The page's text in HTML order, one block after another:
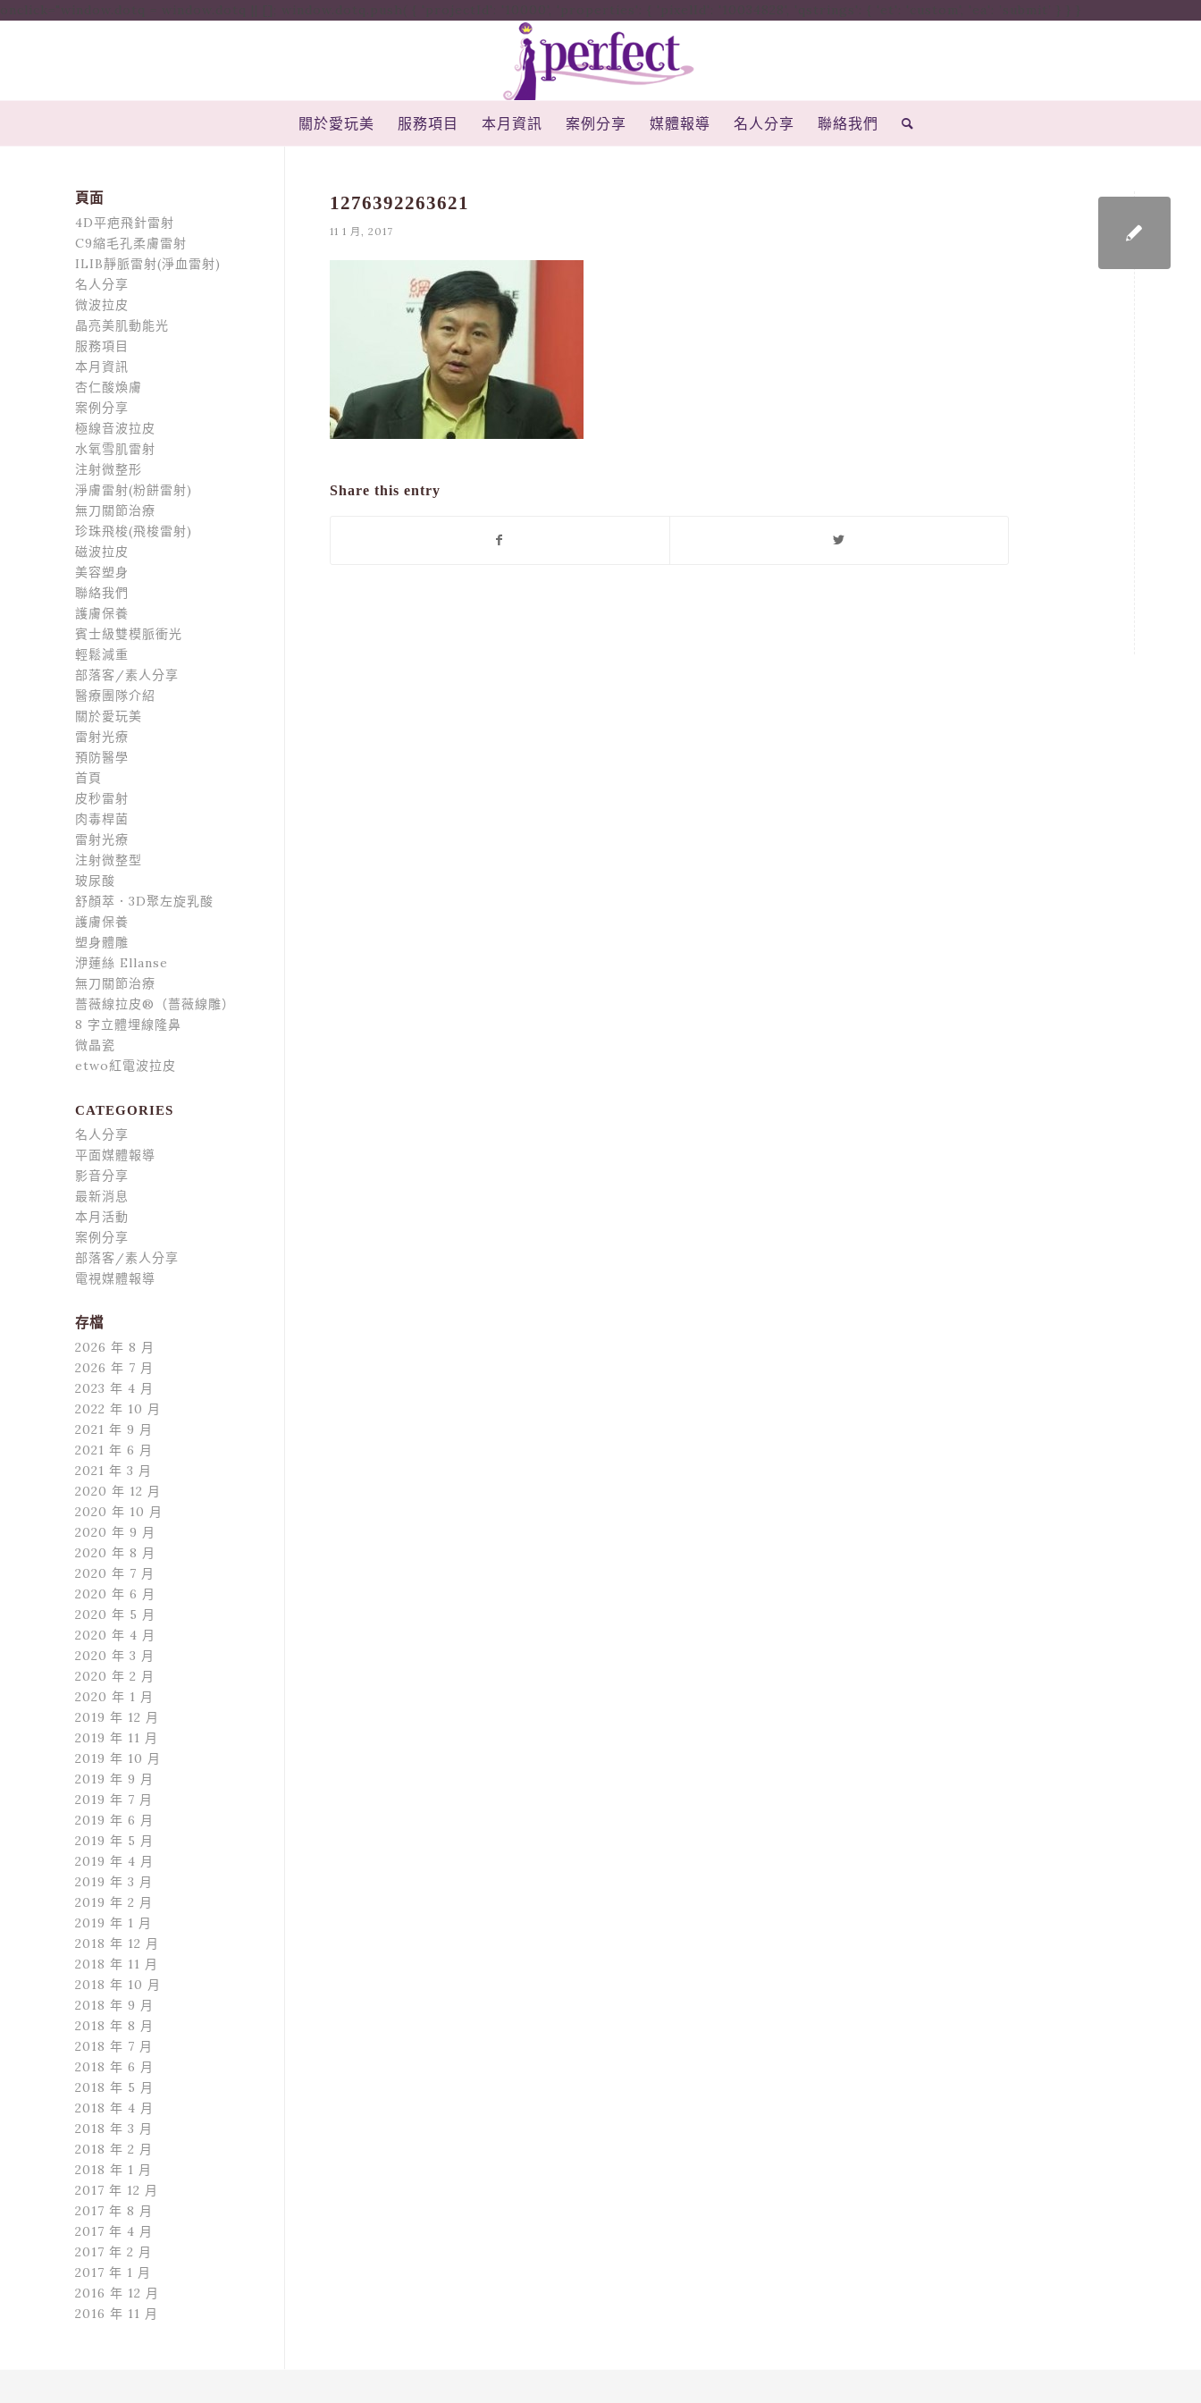
關於愛玩美 服務項目 本月資訊 案例分享 媒體報導 名人分享 聯絡我們
1276392263621
11 1 月, 2017
Share this entry
頁面
4D平疤飛針雷射
C9縮毛孔柔膚雷射
ILIB靜脈雷射(淨血雷射)
名人分享
微波拉皮
晶亮美肌動能光
服務項目
本月資訊
杏仁酸煥膚
案例分享
極線音波拉皮
水氧雪肌雷射
注射微整形
淨膚雷射(粉餅雷射)
無刀關節治療
珍珠飛梭(飛梭雷射)
磁波拉皮
美容塑身
聯絡我們
護膚保養
賓士級雙模脈衝光
輕鬆減重
部落客/素人分享
醫療團隊介紹
關於愛玩美
雷射光療
預防醫學
首頁
皮秒雷射
肉毒桿菌
雷射光療
注射微整型
玻尿酸
舒顏萃．3D聚左旋乳酸
護膚保養
塑身體雕
洢蓮絲 Ellanse
無刀關節治療
薔薇線拉皮®（薔薇線雕）
8 字立體埋線隆鼻
微晶瓷
etwo紅電波拉皮
CATEGORIES
名人分享
平面媒體報導
影音分享
最新消息
本月活動
案例分享
部落客/素人分享
電視媒體報導
存檔
2026 年 8 月
2026 年 7 月
2023 年 4 月
2022 年 10 月
2021 年 9 月
2021 年 6 月
2021 年 3 月
2020 年 12 月
2020 年 10 月
2020 年 9 月
2020 年 8 月
2020 年 7 月
2020 年 6 月
2020 年 5 月
2020 年 4 月
2020 年 3 月
2020 年 2 月
2020 年 1 月
2019 年 12 月
2019 年 11 月
2019 年 10 月
2019 年 9 月
2019 年 7 月
2019 年 6 月
2019 年 5 月
2019 年 4 月
2019 年 3 月
2019 年 2 月
2019 年 1 月
2018 年 12 月
2018 年 11 月
2018 年 10 月
2018 年 9 月
2018 年 8 月
2018 年 7 月
2018 年 6 月
2018 年 5 月
2018 年 4 月
2018 年 3 月
2018 年 2 月
2018 年 1 月
2017 年 12 月
2017 年 8 月
2017 年 4 月
2017 年 2 月
2017 年 1 月
2016 年 12 月
2016 年 11 月